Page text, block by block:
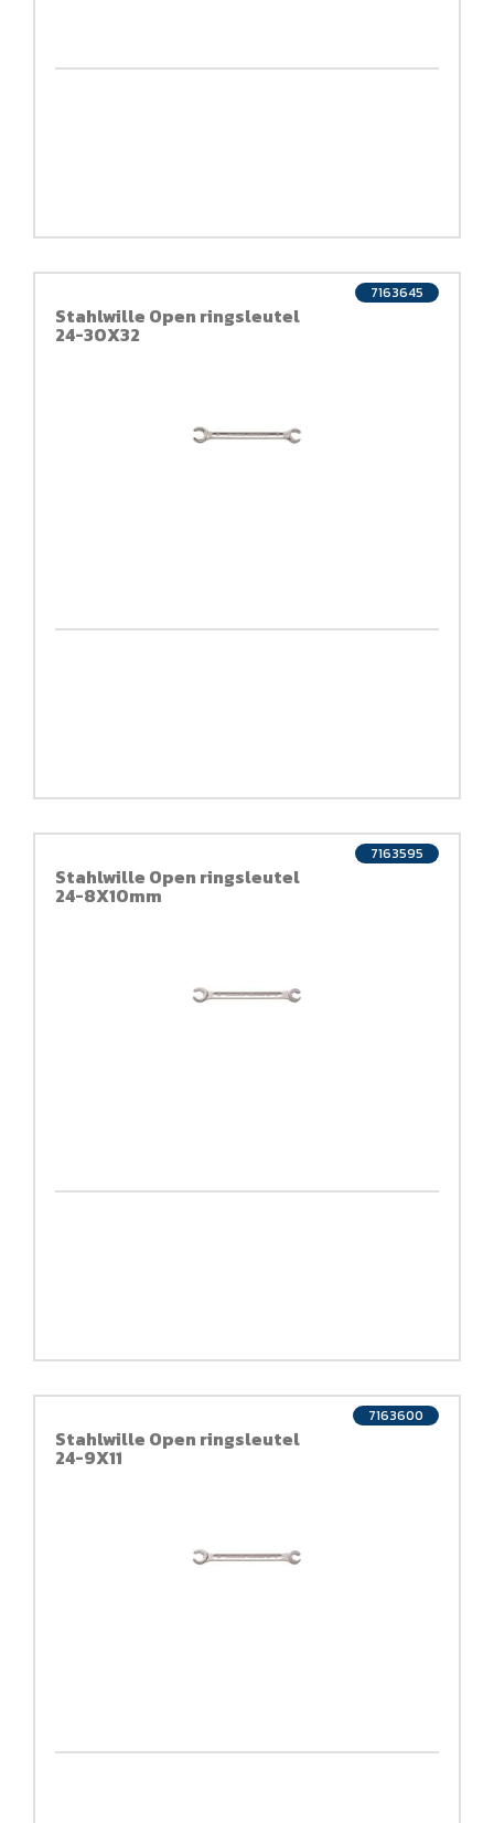
Stahlwille Open ringsleutel
24-30X32
7163645
Stahlwille Open ringsleutel
24-8X10mm
7163595
Stahlwille Open ringsleutel
24-9X11
7163600